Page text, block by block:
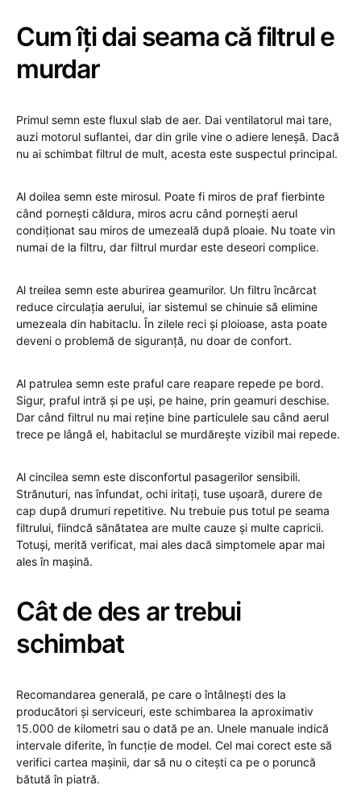
Cum îți dai seama că filtrul e
murdar
Primul semn este fluxul slab de aer. Dai ventilatorul mai tare,
auzi motorul suflantei, dar din grile vine o adiere leneșă. Dacă
nu ai schimbat filtrul de mult, acesta este suspectul principal.
Al doilea semn este mirosul. Poate fi miros de praf fierbinte
când pornești căldura, miros acru când pornești aerul
condiționat sau miros de umezeală după ploaie. Nu toate vin
numai de la filtru, dar filtrul murdar este deseori complice.
Al treilea semn este aburirea geamurilor. Un filtru încărcat
reduce circulația aerului, iar sistemul se chinuie să elimine
umezeala din habitaclu. În zilele reci și ploioase, asta poate
deveni o problemă de siguranță, nu doar de confort.
Al patrulea semn este praful care reapare repede pe bord.
Sigur, praful intră și pe uși, pe haine, prin geamuri deschise.
Dar când filtrul nu mai reține bine particulele sau când aerul
trece pe lângă el, habitaclul se murdărește vizibil mai repede.
Al cincilea semn este disconfortul pasagerilor sensibili.
Strănuturi, nas înfundat, ochi iritați, tuse ușoară, durere de
cap după drumuri repetitive. Nu trebuie pus totul pe seama
filtrului, fiindcă sănătatea are multe cauze și multe capricii.
Totuși, merită verificat, mai ales dacă simptomele apar mai
ales în mașină.
Cât de des ar trebui
schimbat
Recomandarea generală, pe care o întâlnești des la
producători și serviceuri, este schimbarea la aproximativ
15.000 de kilometri sau o dată pe an. Unele manuale indică
intervale diferite, în funcție de model. Cel mai corect este să
verifici cartea mașinii, dar să nu o citești ca pe o poruncă
bătută în piatră.